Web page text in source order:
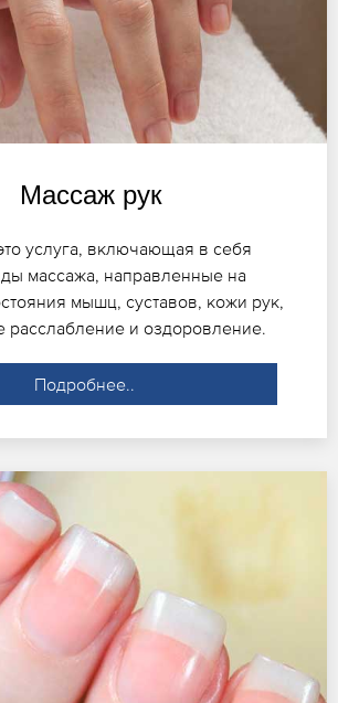
Массаж рук
услуга, включающая в себя
массажа, направленные на
мышц, суставов, кожи рук,
расслабление и оздоровление.
Подробнее..